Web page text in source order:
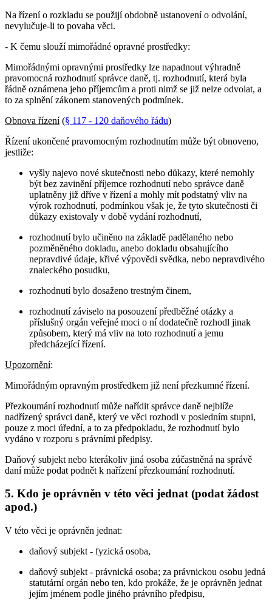
Na řízení o rozkladu se použijí obdobně ustanovení o odvolání,
nevylučuje-li to povaha věci.
- K čemu slouží mimořádné opravné prostředky:
Mimořádnými opravnými prostředky lze napadnout výhradně
pravomocná rozhodnutí správce daně, tj. rozhodnutí, která byla
řádně oznámena jeho příjemcům a proti nimž se již nelze odvolat, a
to za splnění zákonem stanovených podmínek.
Obnova řízení(§ 117 - 120 daňového řádu)
Řízení ukončené pravomocným rozhodnutím může být obnoveno,
jestliže:
vyšly najevo nové skutečnosti nebo důkazy, které nemohly
být bez zavinění příjemce rozhodnutí nebo správce daně
uplatněny již dříve v řízení a mohly mít podstatný vliv na
výrok rozhodnutí, podmínkou však je, že tyto skutečnosti či
důkazy existovaly v době vydání rozhodnutí,
rozhodnutí bylo učiněno na základě padělaného nebo
pozměněného dokladu, anebo dokladu obsahujícího
nepravdivé údaje, křivé výpovědi svědka, nebo nepravdivého
znaleckého posudku,
rozhodnutí bylo dosaženo trestným činem,
rozhodnutí záviselo na posouzení předběžné otázky a
příslušný orgán veřejné moci o ní dodatečně rozhodl jinak
způsobem, který má vliv na toto rozhodnutí a jemu
předcházející řízení.
Upozornění:
Mimořádným opravným prostředkem již není přezkumné řízení.
Přezkoumání rozhodnutí může nařídit správce daně nejblíže
nadřízený správci daně, který ve věci rozhodl v posledním stupni,
pouze z moci úřední, a to za předpokladu, že rozhodnutí bylo
vydáno v rozporu s právními předpisy.
Daňový subjekt nebo kterákoliv jiná osoba zúčastněná na správě
daní může podat podnět k nařízení přezkoumání rozhodnutí.
5. Kdo je oprávněn v této věci jednat (podat žádost
apod.)
V této věci je oprávněn jednat:
daňový subjekt - fyzická osoba,
daňový subjekt - právnická osoba; za právnickou osobu jedná
statutární orgán nebo ten, kdo prokáže, že je oprávněn jednat
jejím jménem podle jiného právního předpisu,